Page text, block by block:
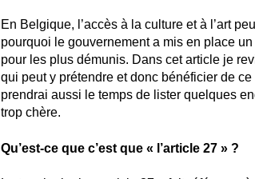
En Belgique, l’accès à la culture et à l’art
pourquoi le gouvernement a mis en place
pour les plus démunis. Dans cet article je
qui peut y prétendre et donc bénéficier de
prendrai aussi le temps de lister quelques
trop chère.
Qu’est-ce que c’est que « l’article 27 » ?